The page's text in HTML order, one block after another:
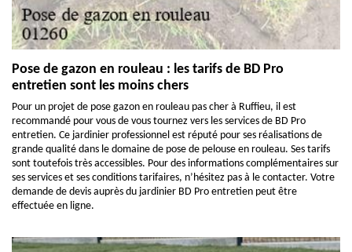
Pose de gazon en rouleau : les tarifs de BD Pro
entretien sont les moins chers
Pour un projet de pose gazon en rouleau pas cher à Ruffieu, il est
recommandé pour vous de vous tournez vers les services de BD Pro
entretien. Ce jardinier professionnel est réputé pour ses réalisations de
grande qualité dans le domaine de pose de pelouse en rouleau. Ses tarifs
sont toutefois très accessibles. Pour des informations complémentaires sur
ses services et ses conditions tarifaires, n’hésitez pas à le contacter. Votre
demande de devis auprès du jardinier BD Pro entretien peut être
effectuée en ligne.